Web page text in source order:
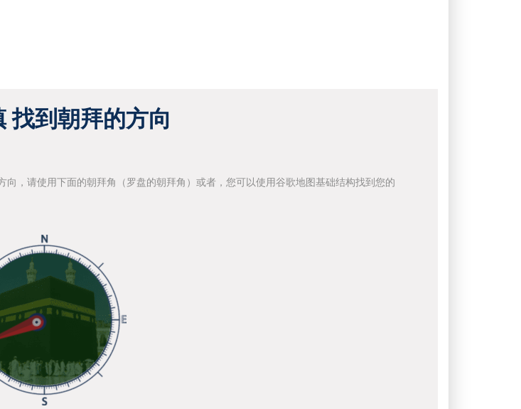
找到朝拜的方向
，请使用下面的朝拜角（罗盘的朝拜角）或者，您可以使用谷歌地图基础结构找到您的